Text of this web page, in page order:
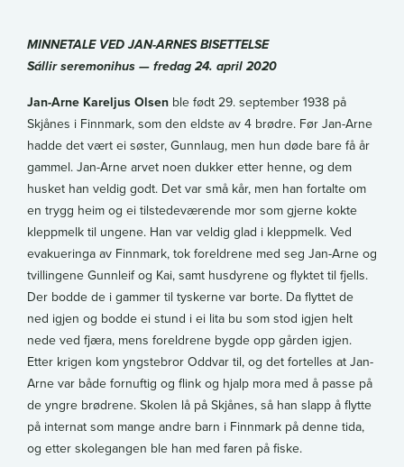
MINNETALE VED JAN-ARNES BISETTELSE
Sállir seremonihus — fredag 24. april 2020
Jan-Arne Kareljus Olsen ble født 29. september 1938 på
Skjånes i Finnmark, som den eldste av 4 brødre. Før Jan-Arne
hadde det vært ei søster, Gunnlaug, men hun døde bare få år
gammel. Jan-Arne arvet noen dukker etter henne, og dem
husket han veldig godt. Det var små kår, men han fortalte om
en trygg heim og ei tilstedeværende mor som gjerne kokte
kleppmelk til ungene. Han var veldig glad i kleppmelk. Ved
evakueringa av Finnmark, tok foreldrene med seg Jan-Arne og
tvillingene Gunnleif og Kai, samt husdyrene og flyktet til fjells.
Der bodde de i gammer til tyskerne var borte. Da flyttet de
ned igjen og bodde ei stund i ei lita bu som stod igjen helt
nede ved fjæra, mens foreldrene bygde opp gården igjen.
Etter krigen kom yngstebror Oddvar til, og det fortelles at Jan-
Arne var både fornuftig og flink og hjalp mora med å passe på
de yngre brødrene. Skolen lå på Skjånes, så han slapp å flytte
på internat som mange andre barn i Finnmark på denne tida,
og etter skolegangen ble han med faren på fiske.